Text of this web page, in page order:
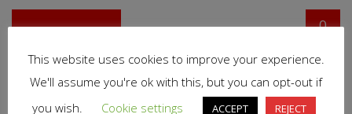
Read More 0
InRelease
This website uses cookies to improve your experience.
We'll assume you're ok with this, but you can opt-out if
you wish.
Cookie settings ACCEPT REJECT